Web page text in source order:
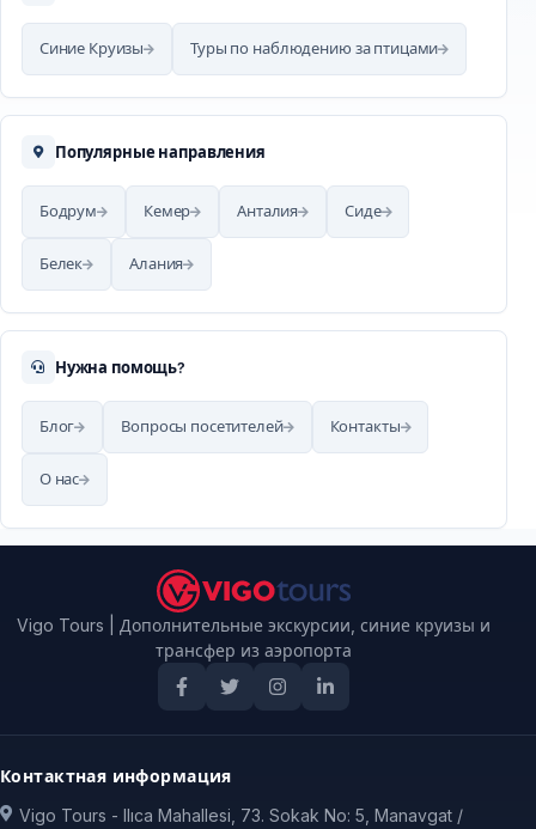
Синие Круизы Туры по наблюдению за птицами
Популярные направления
Бодрум Кемер Анталия Сиде
Белек Алания
Нужна помощь?
Блог Вопросы посетителей Контакты
О нас
Vigo Tours | Дополнительные экскурсии, синие круизы и
трансфер из аэропорта
Контактная информация
Vigo Tours - Ilıca Mahallesi, 73. Sokak No: 5, Manavgat /